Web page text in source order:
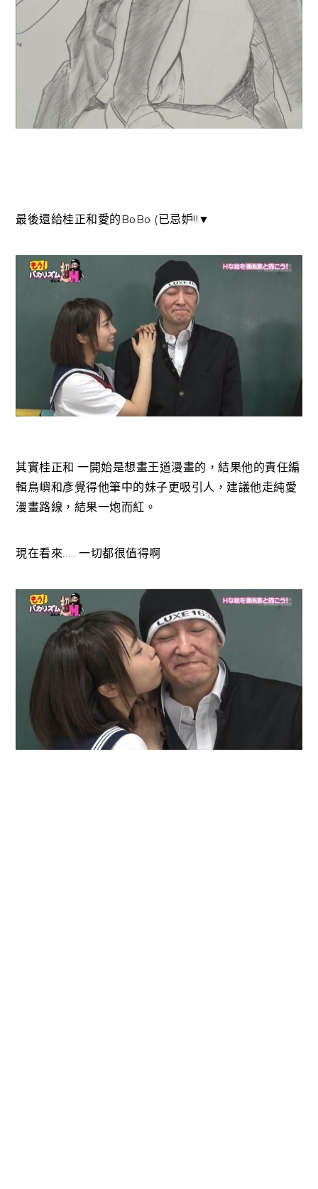
最後還給桂正和愛的BoBo (已忌妒!!▼
其實桂正和 一開始是想畫王道漫畫的，結果他的責任編
輯鳥嶼和彥覺得他筆中的妹子更吸引人，建議他走純愛
漫畫路線，結果一炮而紅。
現在看來….. 一切都很值得啊